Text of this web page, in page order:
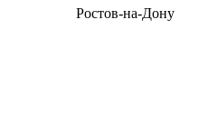
Ростов-на-Дону